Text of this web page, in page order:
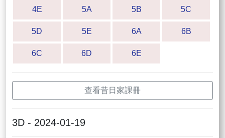
4E 5A 5B 5C
5D 5E 6A 6B
6C 6D 6E
查看昔日家課冊
3D - 2024-01-19